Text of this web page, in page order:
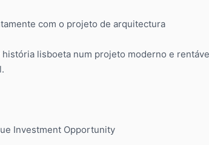
com o projeto de arquitectura
lisboeta num projeto moderno e
Investment Opportunity